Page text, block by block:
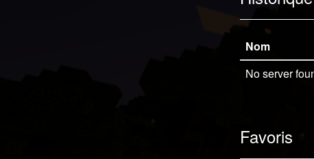
Nom
No server
Favoris